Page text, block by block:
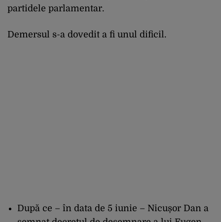
partidele parlamentar.
Demersul s-a dovedit a fi unul dificil.
După ce – în data de 5 iunie – Nicușor Dan a